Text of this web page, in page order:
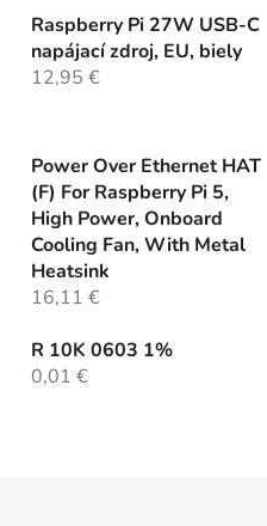
Raspberry Pi 27W USB-C
napájací zdroj, EU, biely
12,95 €
Power Over Ethernet HAT
(F) For Raspberry Pi 5,
High Power, Onboard
Cooling Fan, With Metal
Heatsink
16,11 €
R 10K 0603 1%
0,01 €